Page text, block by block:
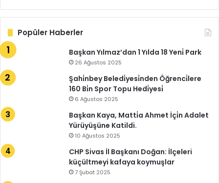
Popüler Haberler
Başkan Yılmaz’dan 1 Yılda 18 Yeni̇ Park
26 Ağustos 2025
Şahi̇nbey Beledi̇yesi̇nden Öğrenci̇lere
160 Bi̇n Spor Topu Hedi̇yesi̇
6 Ağustos 2025
Başkan Kaya, Matti̇a Ahmet İçi̇n Adalet
Yürüyüşüne Katildi.
10 Ağustos 2025
CHP Sivas İl Başkanı Doğan: İlçeleri
küçültmeyi kafaya koymuşlar
7 Şubat 2025